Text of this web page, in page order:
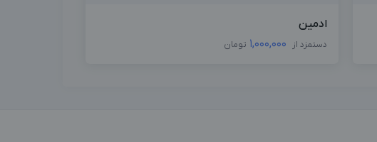
ادمین
دستمزد از 1,000,000 تومان